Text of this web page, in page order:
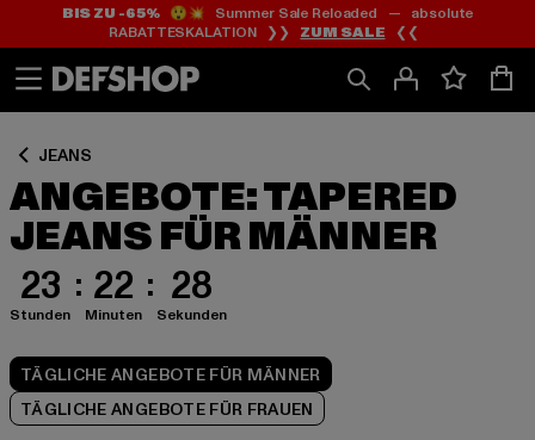
Zum
Inhalt
springen
Zum
Fußzeile
springen
BIS ZU -65%😲💥 Summer Sale Reloaded — absolute
RABATTESKALATION ❯❯ ZUM SALE ❮❮
JEANS
ANGEBOTE: TAPERED
JEANS FÜR MÄNNER
23
Stunden
22
Minuten
27
Sekunden
TÄGLICHE ANGEBOTE FÜR MÄNNER
TÄGLICHE ANGEBOTE FÜR FRAUEN
Zum
Produktraster
springen